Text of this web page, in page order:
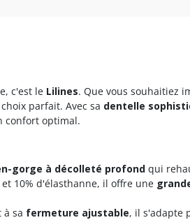
c'est le Lilines. Que vous souhaitiez
parfait. Avec sa dentelle
confort optimal.
gorge à décolleté profond qui
10% d'élasthanne, il offre une
à sa fermeture ajustable, il s'adapte